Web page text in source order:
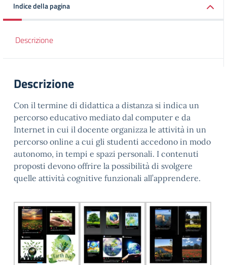
Indice della pagina
Descrizione
Descrizione
Con il termine di didattica a distanza si indica un
percorso educativo mediato dal computer e da
Internet in cui il docente organizza le attività in un
percorso online a cui gli studenti accedono in modo
autonomo, in tempi e spazi personali. I contenuti
proposti devono offrire la possibilità di svolgere
quelle attività cognitive funzionali all’apprendere.